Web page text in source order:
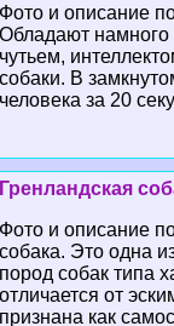
Фото и описание
Обладают
чутьем,
собаки. В
человека за 20
Гренландская
Фото и описание
собака. Это одна
пород собак типа
отличается от
признана как